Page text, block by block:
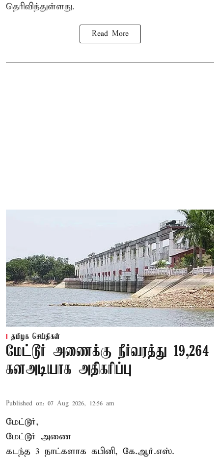
தெரிவித்துள்ளது.
Read More
தமிழக செய்திகள்
மேட்டூர் அணைக்கு நீர்வரத்து 19,264
கனஅடியாக அதிகரிப்பு
Published on: 07 Aug 2026, 12:56 am
மேட்டூர்,
மேட்டூர் அணை
கடந்த 3 நாட்களாக கபினி, கே.ஆர்.எஸ்.